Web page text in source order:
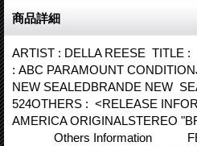
商品詳細
ARTIST : DELLA REESE TITLE
: ABC PARAMOUNT
NEW SEALEDBRANDE NEW
524OTHERS : <RELEASE
AMERICA ORIGINALSTEREO
Others Information